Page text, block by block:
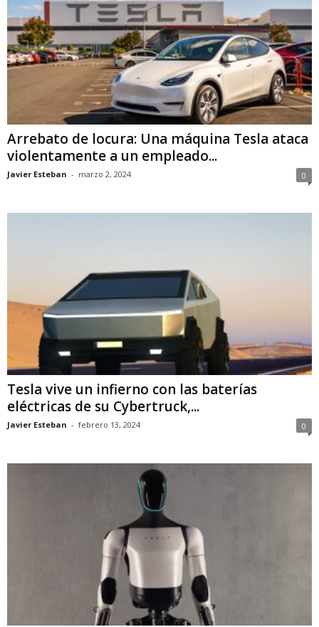
Arrebato de locura: Una máquina Tesla ataca
violentamente a un empleado...
Javier Esteban - marzo 2, 2024 0
Tesla vive un infierno con las baterías
eléctricas de su Cybertruck,...
Javier Esteban - febrero 13, 2024 0